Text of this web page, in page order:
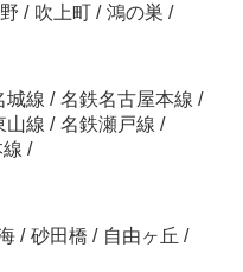
/ 吹上町 / 鴻の巣 /
城線 / 名鉄名古屋本線 /
山線 / 名鉄瀬戸線 /
/
/ 砂田橋 / 自由ヶ丘 /